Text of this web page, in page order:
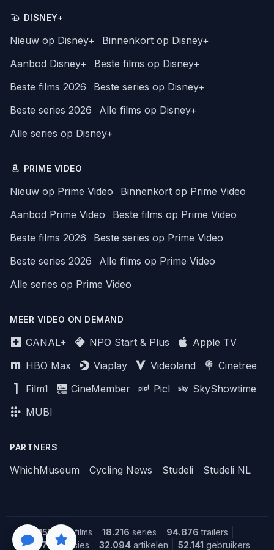
DISNEY+
Nieuw op Disney+
Binnenkort op Disney+
Aanbod Disney+
Beste films op Disney+
Beste films 2026
Beste series op Disney+
Beste series 2026
Alle films op Disney+
Alle series op Disney+
PRIME VIDEO
Nieuw op Prime Video
Binnenkort op Prime Video
Aanbod Prime Video
Beste films op Prime Video
Beste films 2026
Beste series op Prime Video
Beste series 2026
Alle films op Prime Video
Alle series op Prime Video
MEER VIDEO ON DEMAND
CANAL+ NPO Start & Plus
Apple TV
HBO Max
Viaplay Videoland
Cinetree
Film1
CineMember Picl
SkyShowtime
MUBI
PARTNERS
WhichMuseum Cycling News Studeli Studeli NL
151.644films 18.216 series 94.876 trailers
1.387recensies 32.094 artikelen 52.141 gebruikers